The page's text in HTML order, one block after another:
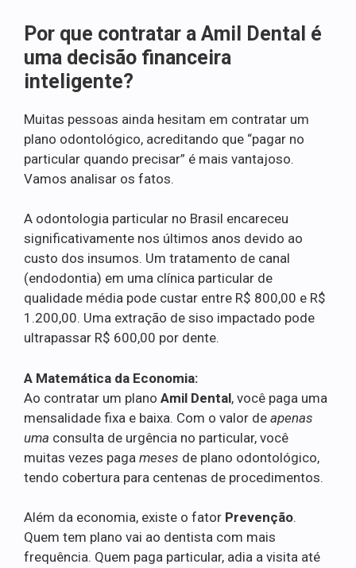
Por que contratar a Amil Dental é
uma decisão financeira
inteligente?
Muitas pessoas ainda hesitam em contratar um
plano odontológico, acreditando que “pagar no
particular quando precisar” é mais vantajoso.
Vamos analisar os fatos.
A odontologia particular no Brasil encareceu
significativamente nos últimos anos devido ao
custo dos insumos. Um tratamento de canal
(endodontia) em uma clínica particular de
qualidade média pode custar entre R$ 800,00 e R$
1.200,00. Uma extração de siso impactado pode
ultrapassar R$ 600,00 por dente.
A Matemática da Economia:
Ao contratar um plano Amil Dental, você paga uma
mensalidade fixa e baixa. Com o valor de apenas
uma consulta de urgência no particular, você
muitas vezes paga meses de plano odontológico,
tendo cobertura para centenas de procedimentos.
Além da economia, existe o fator Prevenção.
Quem tem plano vai ao dentista com mais
frequência. Quem paga particular, adia a visita até